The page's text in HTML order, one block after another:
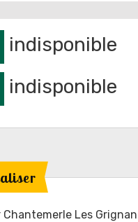
indisponible
indisponible
Les Grignan